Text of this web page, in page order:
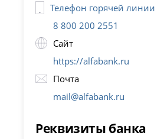
Телефон горячей линии
8 800 200 2551
Сайт
https://alfabank.ru
Почта
mail@alfabank.ru
Реквизиты банка